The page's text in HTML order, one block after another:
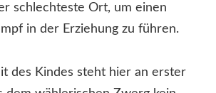
schlechteste Ort, um einen
in der Erziehung zu führen.
des Kindes steht hier an erster